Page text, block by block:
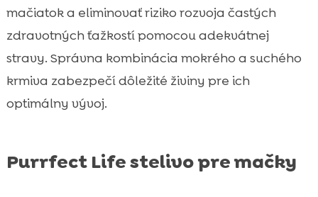
mačiatok a eliminovať riziko rozvoja častých
zdravotných ťažkostí pomocou adekvátnej
stravy. Správna kombinácia mokrého a suchého
krmiva zabezpečí dôležité živiny pre ich
optimálny vývoj.
Purrfect Life stelivo pre mačky